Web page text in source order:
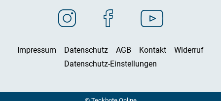
Impressum Datenschutz AGB Kontakt
Widerruf
Datenschutz-Einstellungen